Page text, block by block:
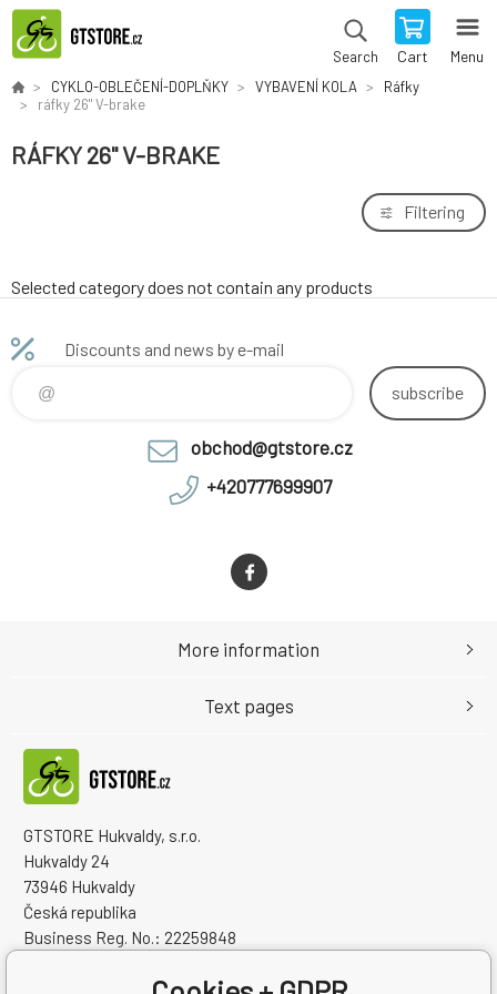
Search Cart Menu
CYKLO-OBLEČENÍ-DOPLŇKY VYBAVENÍ KOLA
Ráfky
ráfky 26" V-brake
RÁFKY 26" V-BRAKE
Filtering
Selected category does not contain any products
Discounts and news by e-mail
subscribe
obchod@gtstore.cz
+420777699907
GTSTORE Hukvaldy, s.r.o.
Hukvaldy 24
73946 Hukvaldy
Česká republika
Business Reg. No.: 22259848
More information
Text pages